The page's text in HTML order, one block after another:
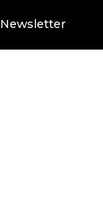
Newsletter